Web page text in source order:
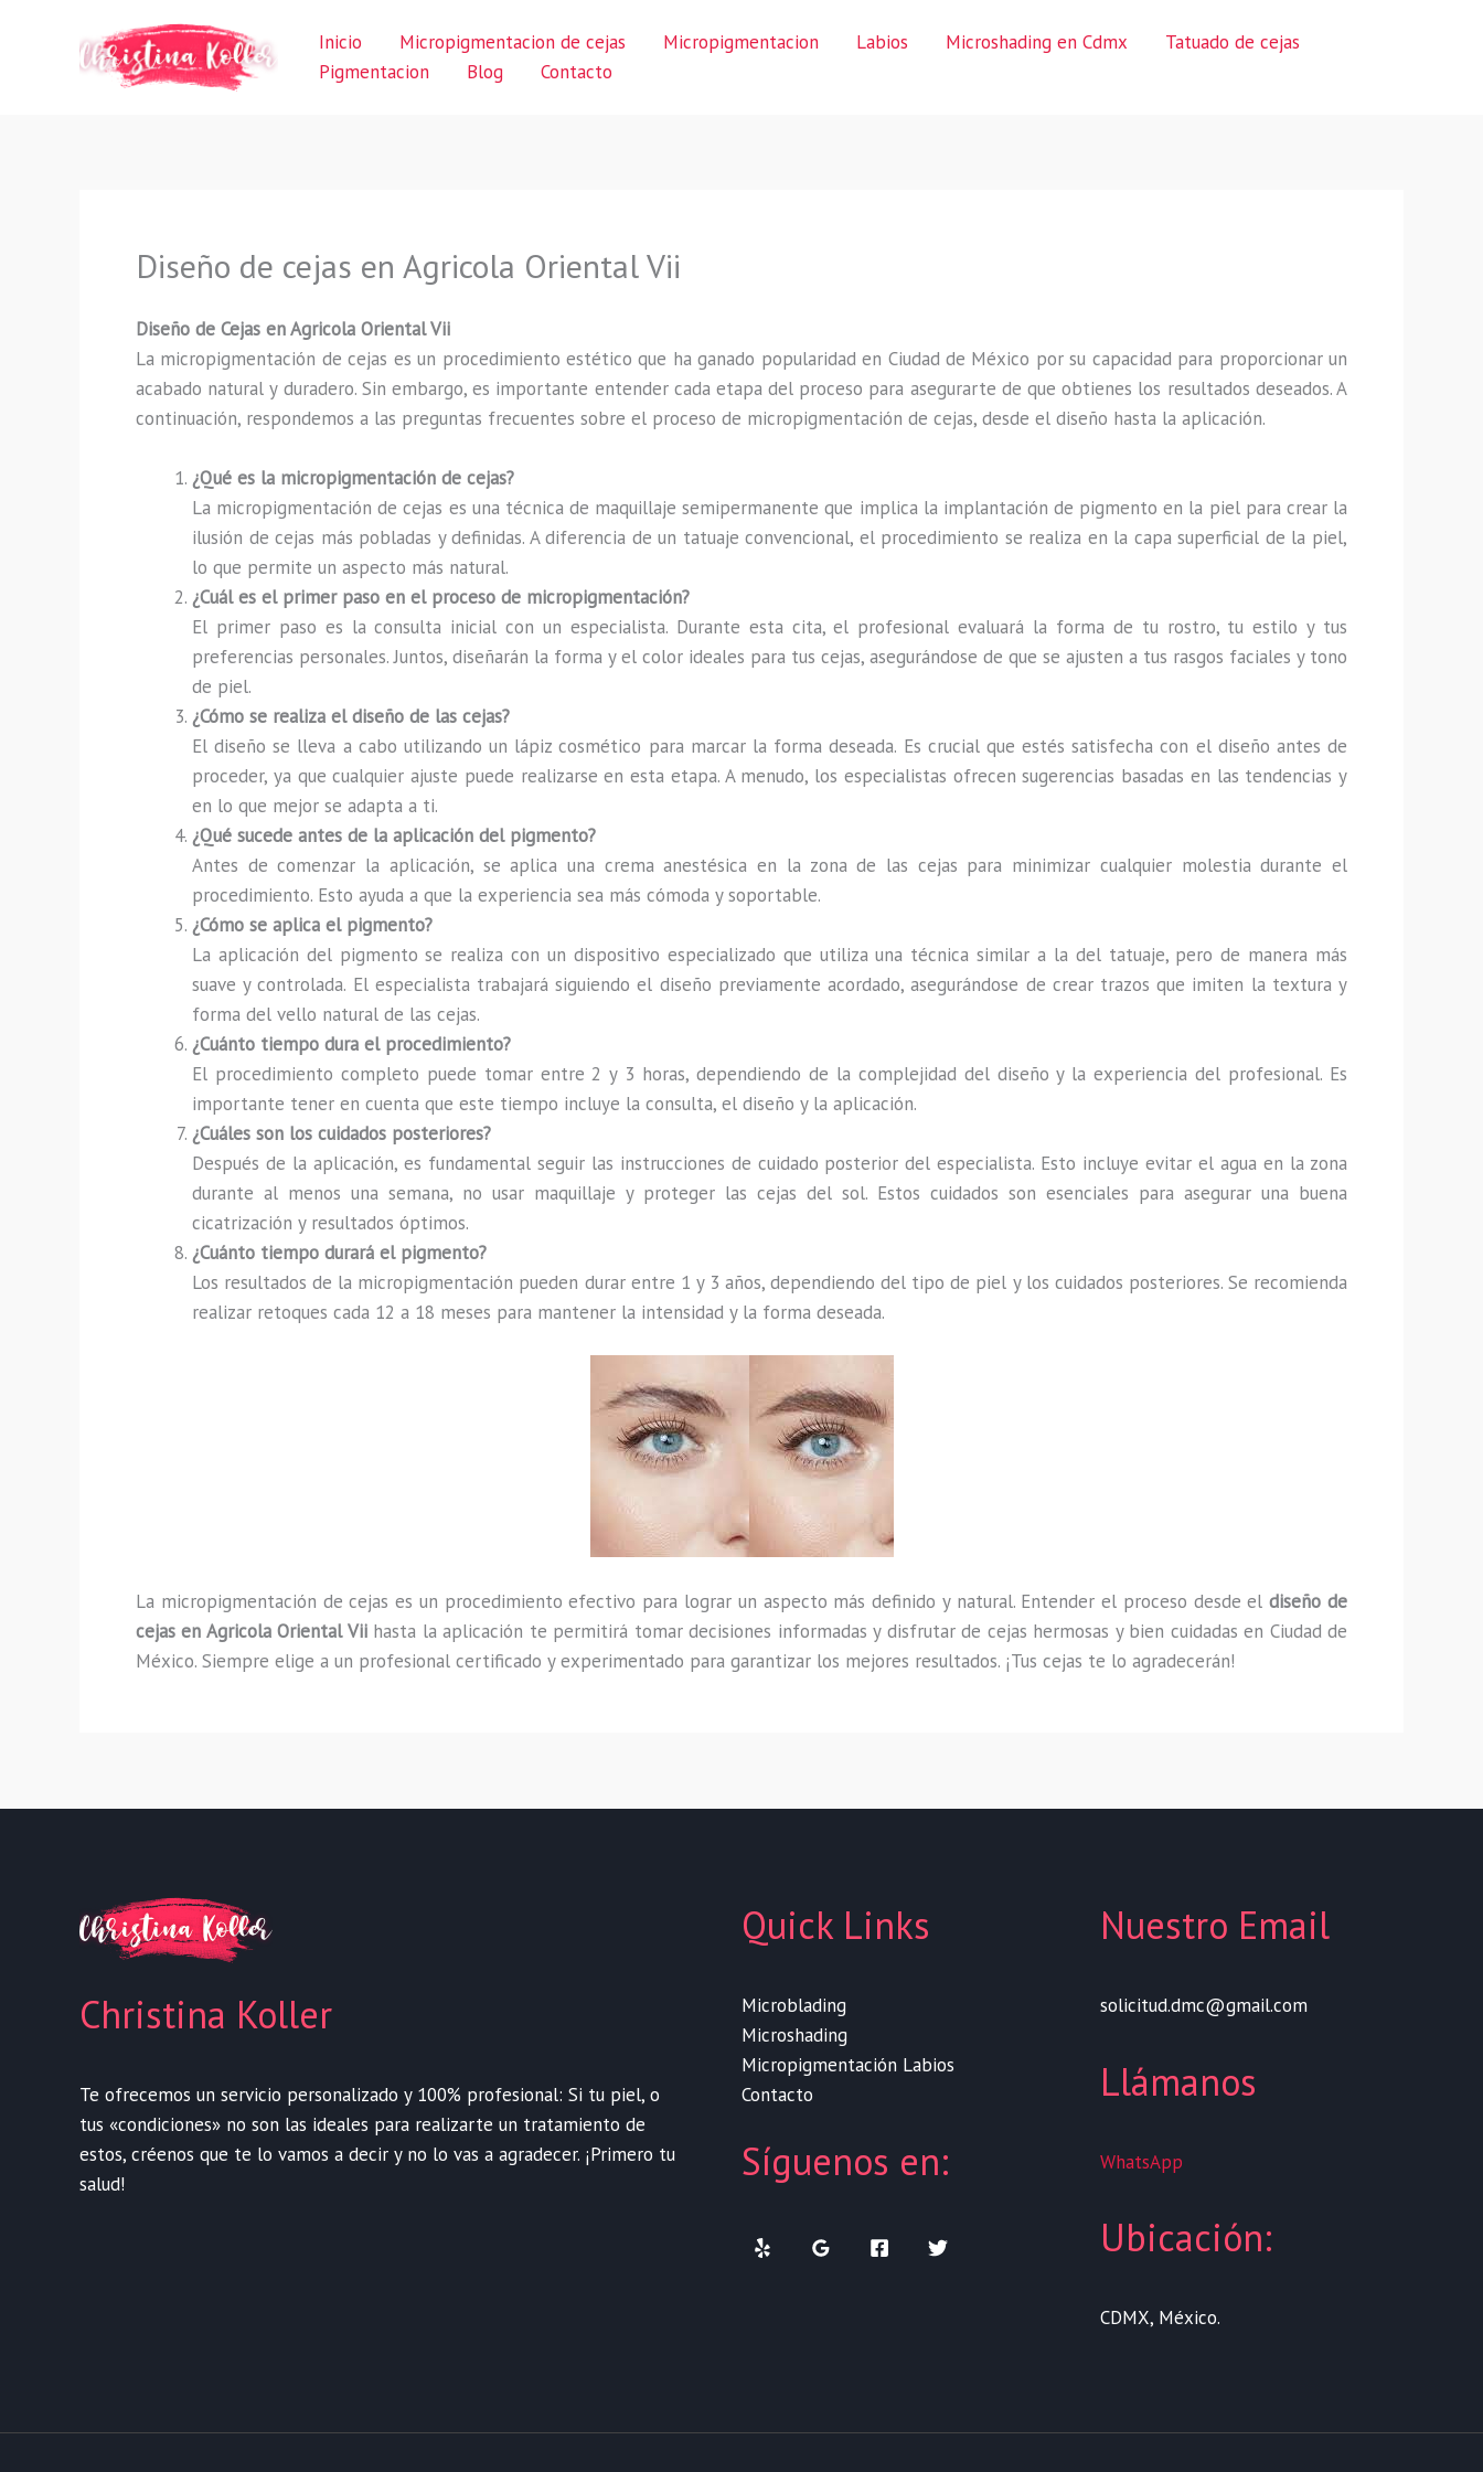
Inicio Micropigmentacion de cejas Micropigmentacion Labios Microshading en Cdmx
Tatuado de cejas
Pigmentacion
Blog Contacto
Diseño de cejas en Agricola Oriental Vii
Diseño de Cejas en Agricola Oriental Vii
La micropigmentación de cejas es un procedimiento estético que ha ganado popularidad en Ciudad de México por su capacidad para proporcionar un
acabado natural y duradero. Sin embargo, es importante entender cada etapa del proceso para asegurarte de que obtienes los resultados deseados. A
continuación, respondemos a las preguntas frecuentes sobre el proceso de micropigmentación de cejas, desde el diseño hasta la aplicación.
¿Qué es la micropigmentación de cejas?
La micropigmentación de cejas es una técnica de maquillaje semipermanente que implica la implantación de pigmento en la piel para crear la
ilusión de cejas más pobladas y definidas. A diferencia de un tatuaje convencional, el procedimiento se realiza en la capa superficial de la piel,
lo que permite un aspecto más natural.
¿Cuál es el primer paso en el proceso de micropigmentación?
El primer paso es la consulta inicial con un especialista. Durante esta cita, el profesional evaluará la forma de tu rostro, tu estilo y tus
preferencias personales. Juntos, diseñarán la forma y el color ideales para tus cejas, asegurándose de que se ajusten a tus rasgos faciales y tono
de piel.
¿Cómo se realiza el diseño de las cejas?
El diseño se lleva a cabo utilizando un lápiz cosmético para marcar la forma deseada. Es crucial que estés satisfecha con el diseño antes de
proceder, ya que cualquier ajuste puede realizarse en esta etapa. A menudo, los especialistas ofrecen sugerencias basadas en las tendencias y
en lo que mejor se adapta a ti.
¿Qué sucede antes de la aplicación del pigmento?
Antes de comenzar la aplicación, se aplica una crema anestésica en la zona de las cejas para minimizar cualquier molestia durante el
procedimiento. Esto ayuda a que la experiencia sea más cómoda y soportable.
¿Cómo se aplica el pigmento?
La aplicación del pigmento se realiza con un dispositivo especializado que utiliza una técnica similar a la del tatuaje, pero de manera más
suave y controlada. El especialista trabajará siguiendo el diseño previamente acordado, asegurándose de crear trazos que imiten la textura y
forma del vello natural de las cejas.
¿Cuánto tiempo dura el procedimiento?
El procedimiento completo puede tomar entre 2 y 3 horas, dependiendo de la complejidad del diseño y la experiencia del profesional. Es
importante tener en cuenta que este tiempo incluye la consulta, el diseño y la aplicación.
¿Cuáles son los cuidados posteriores?
Después de la aplicación, es fundamental seguir las instrucciones de cuidado posterior del especialista. Esto incluye evitar el agua en la zona
durante al menos una semana, no usar maquillaje y proteger las cejas del sol. Estos cuidados son esenciales para asegurar una buena
cicatrización y resultados óptimos.
¿Cuánto tiempo durará el pigmento?
Los resultados de la micropigmentación pueden durar entre 1 y 3 años, dependiendo del tipo de piel y los cuidados posteriores. Se recomienda
realizar retoques cada 12 a 18 meses para mantener la intensidad y la forma deseada.
La micropigmentación de cejas es un procedimiento efectivo para lograr un aspecto más definido y natural. Entender el proceso desde eldiseño de
cejas en Agricola Oriental Vii hasta la aplicación te permitirá tomar decisiones informadas y disfrutar de cejas hermosas y bien cuidadas en Ciudad de
México. Siempre elige a un profesional certificado y experimentado para garantizar los mejores resultados. ¡Tus cejas te lo agradecerán!
Christina Koller
Te ofrecemos un servicio personalizado y 100% profesional: Si tu piel, o
tus «condiciones» no son las ideales para realizarte un tratamiento de
estos, créenos que te lo vamos a decir y no lo vas a agradecer. ¡Primero tu
salud!
Quick Links
Microblading
Microshading
Micropigmentación Labios
Contacto
Síguenos en:
Nuestro Email
solicitud.dmc@gmail.com
Llámanos
WhatsApp
Ubicación:
CDMX, México.